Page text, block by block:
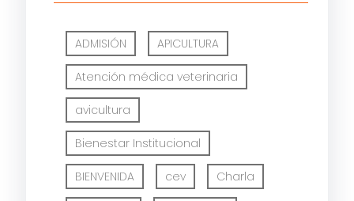
ADMISIÓN APICULTURA
Atención médica veterinaria
avicultura
Bienestar Institucional
BIENVENIDA cev Charla